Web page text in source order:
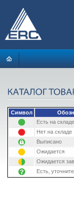
Символ
Есть на складе
Нет на складе
Выписано
Ожидается
Ожидается
Есть,